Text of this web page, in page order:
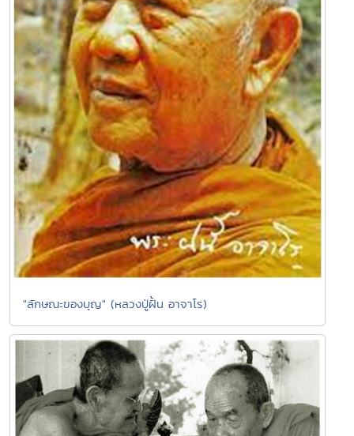
"ลักษณะของบุญ" (หลวงปู่ฝั้น อาจาโร)